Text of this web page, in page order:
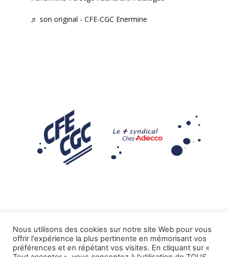
♬ son original - CFE-CGC Enermine
Mentions légales
Nous utilisons des cookies sur notre site Web pour vous
offrir l'expérience la plus pertinente en mémorisant vos
préférences et en répétant vos visites. En cliquant sur «